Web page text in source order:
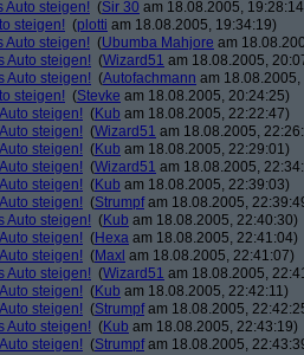
Auto steigen! (Sir 30 am 18.08.2005,
steigen! (plotti am 18.08.2005, 19:34:19)
Auto steigen! (Ubumba Mahjore am
Auto steigen! (Wizard51 am 18.08.2005,
Auto steigen! (Autofachmann am
steigen! (Stevke am 18.08.2005, 20:24:25)
steigen! (Kub am 18.08.2005, 22:22:47)
steigen! (Wizard51 am 18.08.2005,
steigen! (Kub am 18.08.2005, 22:29:01)
steigen! (Wizard51 am 18.08.2005,
steigen! (Kub am 18.08.2005, 22:39:03)
steigen! (Strumpfam 18.08.2005,
Auto steigen! (Kub am 18.08.2005, 22:40:30)
steigen! (Hexa am 18.08.2005, 22:41:04)
steigen! (Maxl am 18.08.2005, 22:41:07)
Auto steigen! (Wizard51 am 18.08.2005,
steigen! (Kub am 18.08.2005, 22:42:11)
steigen! (Strumpfam 18.08.2005,
Auto steigen! (Kub am 18.08.2005, 22:43:19)
steigen! (Strumpfam 18.08.2005,